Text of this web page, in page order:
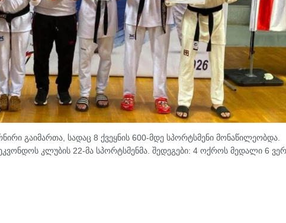
გაიმართა, სადაც 8 ქვეყნის 600-მდე სპორტსმენი მონაწილეობდა.
კლუბის 22-მა სპორტსმენმა. შედეგები: 4 ოქროს მედალი 6